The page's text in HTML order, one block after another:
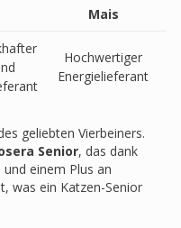
Mais
Hochwertiger
Energielieferant
geliebten Vierbeiners.
Senior, das dank
einem Plus an
was ein Katzen-Senior